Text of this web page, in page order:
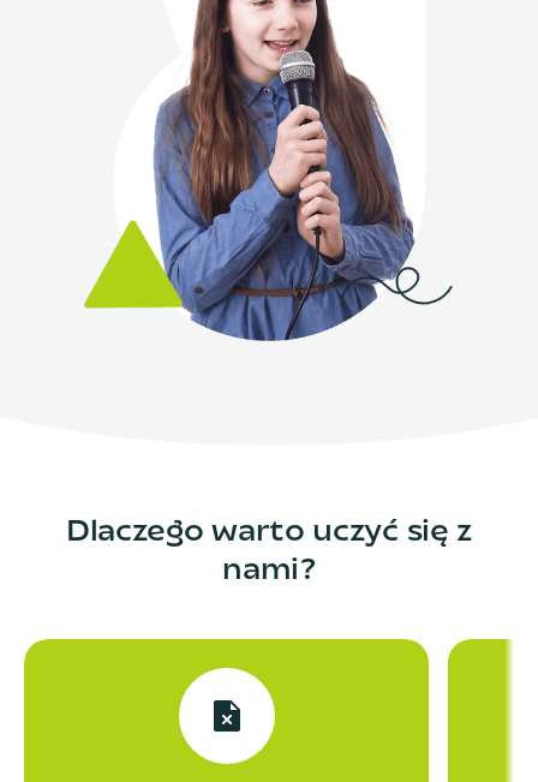
Dlaczego warto uczyć się z
nami?